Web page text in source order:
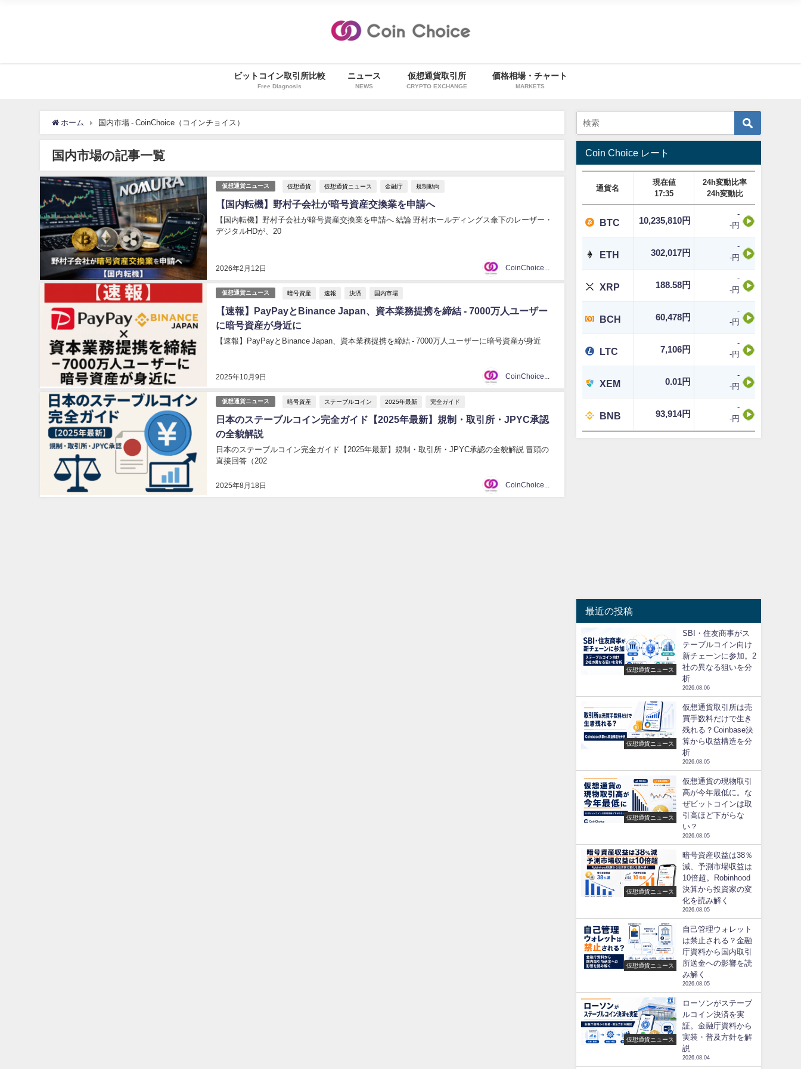
ビットコイン取引所比較
Free Diagnosis
ニュース
NEWS
仮想通貨取引所
CRYPTO EXCHANGE
価格相場・チャート
MARKETS
ホーム 国内市場 - CoinChoice（コインチョイス）
国内市場の記事一覧
仮想通貨ニュース 仮想通貨 仮想通貨ニュース 金融庁 規制動向
【国内転機】野村子会社が暗号資産交換業を申請へ
2026年2月12日
【国内転機】野村子会社が暗号資産交換業を申請へ 結論 野村ホールディングス傘下のレーザー・
デジタルHDが、20
仮想通貨ニュース 暗号資産 速報 決済 国内市場
【速報】PayPayとBinance Japan、資本業務提携を締結 - 7000万人ユーザー
に暗号資産が身近に
2025年10月9日
【速報】PayPayとBinance Japan、資本業務提携を締結 - 7000万人ユーザーに暗号資産が身近
仮想通貨ニュース 暗号資産 ステーブルコイン 2025年最新 完全ガイド
日本のステーブルコイン完全ガイド【2025年最新】規制・取引所・JPYC承認
の全貌解説
2025年8月18日
日本のステーブルコイン完全ガイド【2025年最新】規制・取引所・JPYC承認の全貌解説 冒頭の
直接回答（202
Coin Choice レート
通貨名
現在値
17:35
24h変動比率
24h変動比
BTC 10,235,810円
-
-円
ETH 302,017円
-
-円
XRP 188.58円
-
-円
BCH 60,478円
-
-円
LTC 7,106円
-
-円
XEM 0.01円
-
-円
BNB 93,914円
-
-円
最近の投稿
仮想通貨ニュース
SBI・住友商事がス
テーブルコイン向け
新チェーンに参加。2
社の異なる狙いを分
析
2026.08.06
仮想通貨ニュース
仮想通貨取引所は売
買手数料だけで生き
残れる？Coinbase決
算から収益構造を分
析
2026.08.05
仮想通貨ニュース
仮想通貨の現物取引
高が今年最低に。な
ぜビットコインは取
引高ほど下がらな
い？
2026.08.05
仮想通貨ニュース
暗号資産収益は38％
減、予測市場収益は
10倍超。Robinhood
決算から投資家の変
化を読み解く
2026.08.05
仮想通貨ニュース
自己管理ウォレット
は禁止される？金融
庁資料から国内取引
所送金への影響を読
み解く
2026.08.05
仮想通貨ニュース
ローソンがステーブ
ルコイン決済を実
証。金融庁資料から
実装・普及方針を解
説
2026.08.04